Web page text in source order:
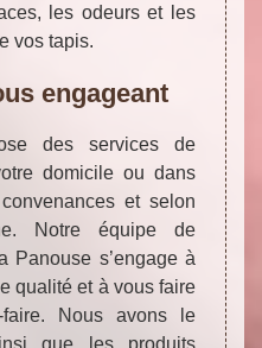
les odeurs et les
vos tapis.
engageant
des services de
domicile ou dans
et selon
Notre équipe de
Panouse s’engage à
qualité et à vous faire
Nous avons le
que les produits